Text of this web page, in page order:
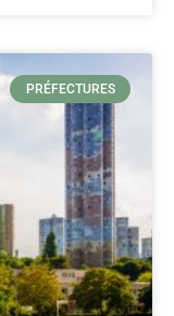
PRÉFECTURES